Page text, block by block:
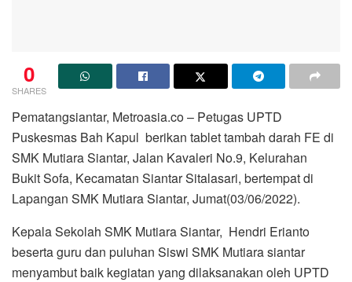
0
SHARES
Pematangsiantar, Metroasia.co – Petugas UPTD
Puskesmas Bah Kapul berikan tablet tambah darah FE di
SMK Mutiara Siantar, Jalan Kavaleri No.9, Kelurahan
Bukit Sofa, Kecamatan Siantar Sitalasari, bertempat di
Lapangan SMK Mutiara Siantar, Jumat(03/06/2022).
Kepala Sekolah SMK Mutiara Siantar, Hendri Erianto
beserta guru dan puluhan Siswi SMK Mutiara siantar
menyambut baik kegiatan yang dilaksanakan oleh UPTD